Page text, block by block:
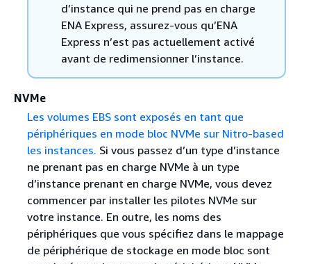
d’instance qui ne prend pas en charge
ENA Express, assurez-vous qu’ENA
Express n’est pas actuellement activé
avant de redimensionner l’instance.
NVMe
Les volumes EBS sont exposés en tant que
périphériques en mode bloc NVMe sur Nitro-based
les instances. Si vous passez d’un type d’instance
ne prenant pas en charge NVMe à un type
d’instance prenant en charge NVMe, vous devez
commencer par installer les pilotes NVMe sur
votre instance. En outre, les noms des
périphériques que vous spécifiez dans le mappage
de périphérique de stockage en mode bloc sont